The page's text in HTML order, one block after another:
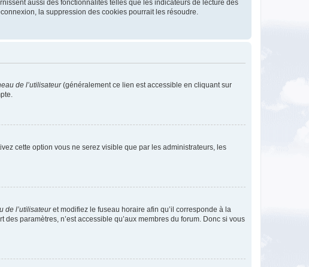
aussi des fonctionnalités telles que les indicateurs de lecture des
la suppression des cookies pourrait les résoudre.
de l’utilisateur(généralement ce lien est accessible en cliquant sur
cette option vous ne serez visible que par les administrateurs, les
de l’utilisateuret modifiez le fuseau horaire afin qu’il corresponde à la
paramètres, n’est accessible qu’aux membres du forum. Donc si vous